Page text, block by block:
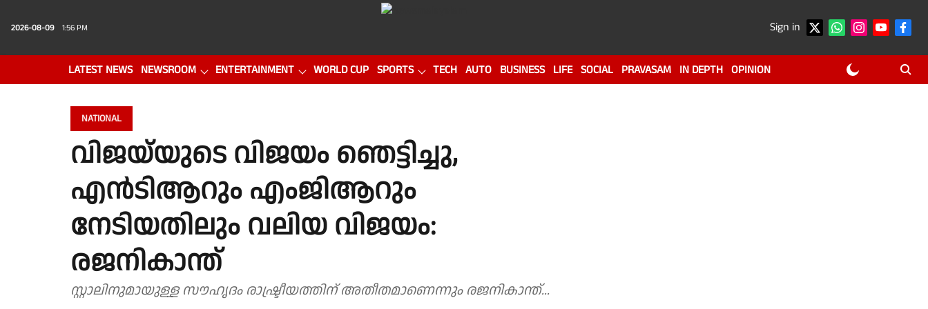
2026-08-09 1:56 PM Sign in
LATEST NEWS NEWSROOM ENTERTAINMENT WORLD CUP SPORTS TECH AUTO BUSINESS LIFE SOCIAL PRAVASAM IN DEPTH OPINION
NATIONAL
വിജയ്‌യുടെ വിജയം ഞെട്ടിച്ചു,
എൻടിആറും എംജിആറും
നേടിയതിലും വലിയ വിജയം:
രജനികാന്ത്
സ്റ്റാലിനുമായുള്ള സൗഹൃദം രാഷ്ട്രീയത്തിന് അതീതമാണെന്നും രജനികാന്ത്...